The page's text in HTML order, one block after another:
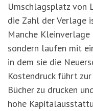
Umschlagsplatz von
die Zahl der Verlage
Manche Kleinverlage
sondern laufen mit
in dem sie die
Kostendruck führt
Bücher zu drucken
hohe